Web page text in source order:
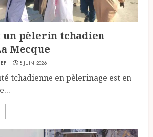
un pèlerin tchadien
Mecque
8 JUIN 2026
tchadienne en pèlerinage est en